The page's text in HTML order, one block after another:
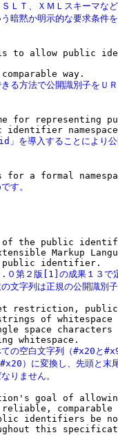
ＬＴ、ＸＭＬスキーマな
暗黙か明示的な要求条件
to allow public
る方法で公開識別子をＵ
for representing
を導入することにより
す。
the public
Markup
０第２版[1]の成果１３で
文字列は正規の公開識別
restriction,
of whitespace
space characters
ての空白文字列（#x20と
）に変換し、先頭と末
りません。
goal of
comparable
identifiers be
this